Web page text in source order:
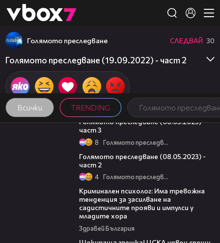
👾
Всички TRENDING Голямото
Голямото преследване СЛЕДВАЙ 30
Голямото преследване (19.09.2022) - част 2
09:13
Голямото преследване (08.05.2023) -
част 3
8 Голямото преследване
Голямото преследване (08.05.2023) -
част 2
4 Голямото преследване
Криминален психолог: Има тревожна
тенденция за засилване на
садистичните прояви и импулси у
младите хора
Здравей България